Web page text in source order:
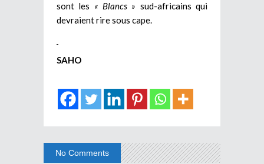
sont les « Blancs » sud-africains qui
devraient rire sous cape.
SAHO
No Comments